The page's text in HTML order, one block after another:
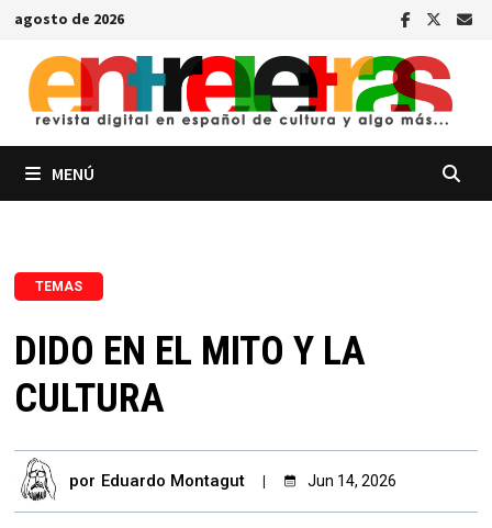
Saltar
contenido
agosto de 2026
MENÚ
TEMAS
DIDO EN EL MITO Y LA
CULTURA
por Eduardo Montagut Jun 14, 2026